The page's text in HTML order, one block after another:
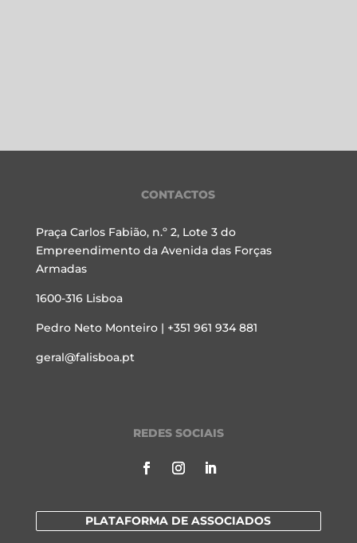
CONTACTOS
Praça Carlos Fabião, n.º 2, Lote 3 do
Empreendimento da Avenida das Forças
Armadas
1600-316 Lisboa
Pedro Neto Monteiro | +351 961 934 881
geral@falisboa.pt
REDES SOCIAIS
PLATAFORMA DE ASSOCIADOS